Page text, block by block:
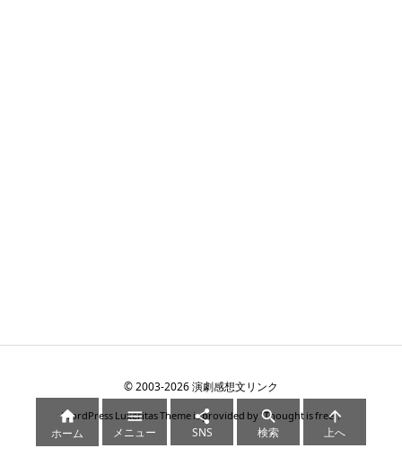
©2003-2026演劇感想文リンク
WordPress Luxeritas Theme is provided by "Thought is free".

ホーム

メニュー

SNS

検索

上へ